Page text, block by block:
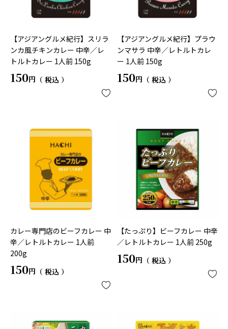
【アジアングルメ紀行】スリラ
ンカ風チキンカレー 中辛／レ
トルトカレー 1人前 150g
150 税込
【アジアングルメ紀行】プラウ
ンマサラ 中辛／レトルトカレ
ー 1人前 150g
150 税込
カレー専門店のビーフカレー 中
辛／レトルトカレー 1人前
200g
150 税込
【たっぷり】ビーフカレー 中辛
／レトルトカレー 1人前 250g
150 税込